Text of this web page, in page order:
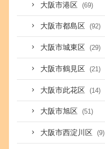
大阪市港区 (69)
大阪市都島区 (92)
大阪市城東区 (29)
大阪市鶴見区 (21)
大阪市此花区 (14)
大阪市旭区 (51)
大阪市西淀川区 (9)